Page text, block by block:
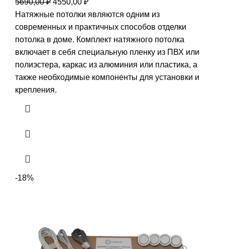
5690,00₽
цена
составляла
5690,00 ₽.
4550,00 ₽
цена:
4550,00 ₽.
Натяжные потолки являются одним из
современных и практичных способов отделки
потолка в доме. Комплект натяжного потолка
включает в себя специальную пленку из ПВХ или
полиэстера, каркас из алюминия или пластика, а
также необходимые компоненты для установки и
крепления.
-18%